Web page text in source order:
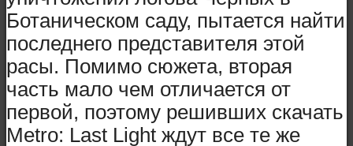
Ботаническом саду, пытается найти
последнего представителя этой
расы. Помимо сюжета, вторая
часть мало чем отличается от
первой, поэтому решивших скачать
Metro: Last Light ждут все те же